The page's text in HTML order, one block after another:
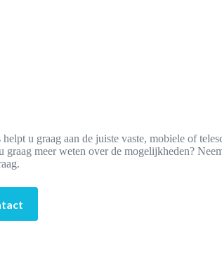
u graag aan de juiste vaste, mobiele of
meer weten over de mogelijkheden?